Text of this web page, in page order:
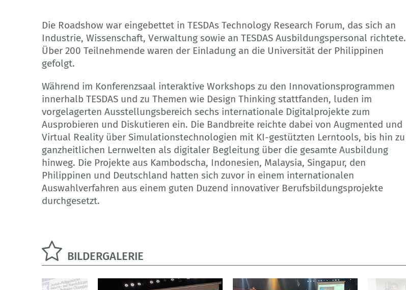
Die Roadshow war eingebettet in TESDAs Technology Research Forum, das sich an
Industrie, Wissenschaft, Verwaltung sowie an TESDAS Ausbildungspersonal richtete.
Über 200 Teilnehmende waren der Einladung an die Universität der Philippinen
gefolgt.
Während im Konferenzsaal interaktive Workshops zu den Innovationsprogrammen
innerhalb TESDAS und zu Themen wie Design Thinking stattfanden, luden im
vorgelagerten Ausstellungsbereich sechs internationale Digitalprojekte zum
Ausprobieren und Diskutieren ein. Die Bandbreite reichte dabei von Augmented und
Virtual Reality über Simulationstechnologien mit KI-gestützten Lerntools, bis hin zu
ganzheitlichen Lernwelten als digitaler Begleitung über die gesamte Ausbildung
hinweg. Die Projekte aus Kambodscha, Indonesien, Malaysia, Singapur, den
Philippinen und Deutschland hatten sich zuvor in einem internationalen
Auswahlverfahren aus einem guten Duzend innovativer Berufsbildungsprojekte
durchgesetzt.
BILDERGALERIE